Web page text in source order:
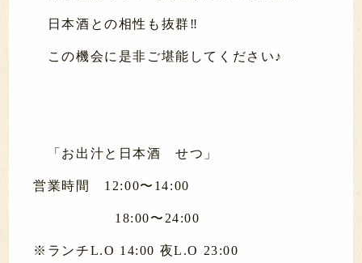
日本酒との相性も抜群‼️
この機会に是非ご堪能してください♪
「お出汁と日本酒 せつ」
営業時間 12:00〜14:00
18:00〜24:00
※ランチL.O 14:00 夜L.O 23:00